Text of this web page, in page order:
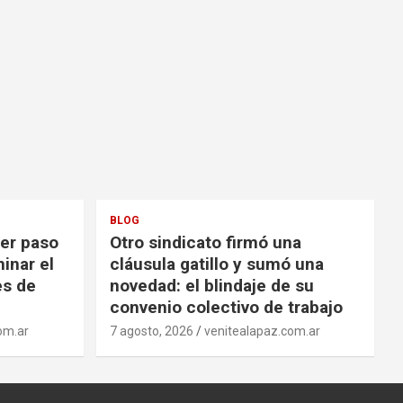
paso
el
de
BLOG
Otro sindicato firmó una
cláusula gatillo y sumó una
novedad: el blindaje de su
convenio colectivo de trabajo
7 agosto, 2026 venitealapaz.com.ar